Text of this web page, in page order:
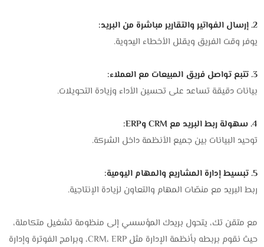
2. إرسال الفواتير والتقارير مباشرة من البريد:
يوفر وقت الفريق ويقلل الأخطاء اليدوية.
3. تتبع تواصل فريق المبيعات مع العملاء:
بيانات دقيقة تساعد على تحسين الأداء وزيادة التحويلات.
4. سهولة ربط البريد مع CRM وERP:
توحيد البيانات بين جميع الأنظمة داخل الشركة.
5. تبسيط إدارة المشاريع والمهام اليومية:
ربط البريد مع منصّات المهام والتعاون لزيادة الإنتاجية.
مع متقن تك، يتحول بريدك المؤسسي إلى منظومة تشغيل متكاملة،
حيث نقوم بربطه بأنظمة الإدارة مثل CRM، ERP، وبرامج الفوترة وإدارة